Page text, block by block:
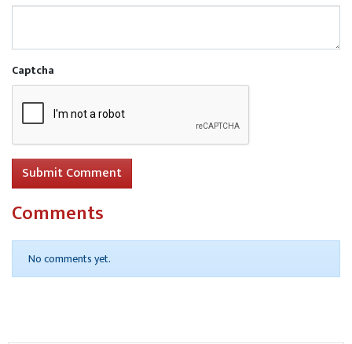
Captcha
Submit Comment
Comments
No comments yet.